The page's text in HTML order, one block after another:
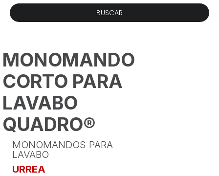
MONOMANDO
CORTO PARA
LAVABO
QUADRO®
MONOMANDOS PARA
LAVABO
URREA